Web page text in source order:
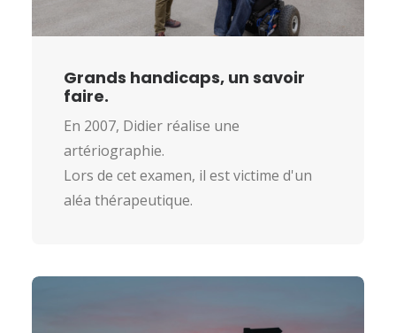
Grands handicaps, un savoir
faire.
En 2007, Didier réalise une
artériographie.
Lors de cet examen, il est victime d'un
aléa thérapeutique.